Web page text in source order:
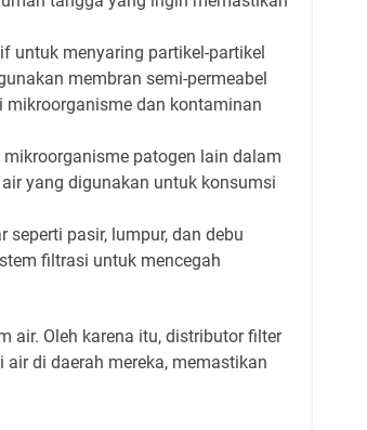
untuk menyaring partikel-partikel
membran semi-permeabel
mikroorganisme dan kontaminan
patogen lain dalam
yang digunakan untuk konsumsi
pasir, lumpur, dan debu
filtrasi untuk mencegah
air. Oleh karena itu, distributor filter
di daerah mereka, memastikan